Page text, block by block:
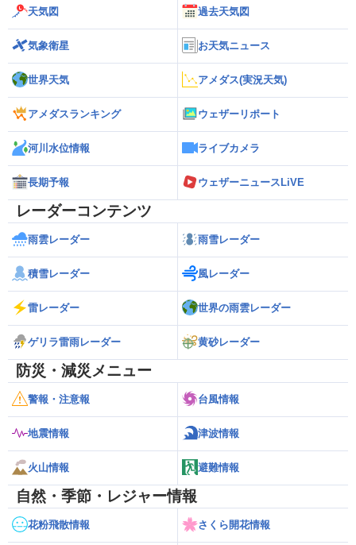
天気図 過去天気図
気象衛星 お天気ニュース
世界天気 アメダス(実況天気)
アメダスランキング ウェザーリポート
河川水位情報 ライブカメラ
長期予報 ウェザーニュースLiVE
レーダーコンテンツ
雨雲レーダー 雨雪レーダー
積雪レーダー 風レーダー
雷レーダー 世界の雨雲レーダー
ゲリラ雷雨レーダー 黄砂レーダー
防災・減災メニュー
警報・注意報 台風情報
地震情報 津波情報
火山情報 避難情報
自然・季節・レジャー情報
花粉飛散情報 さくら開花情報